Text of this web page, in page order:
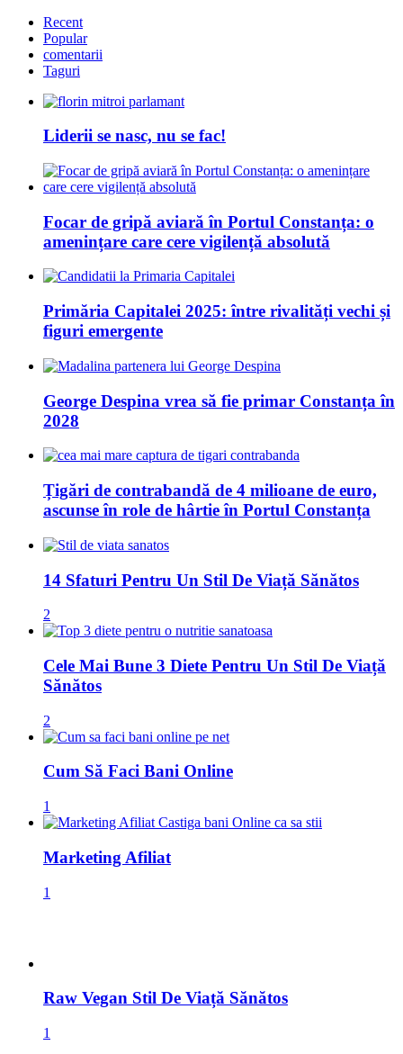
Recent
Popular
comentarii
Taguri
Liderii se nasc, nu se fac!
Focar de gripă aviară în Portul Constanța: o
amenințare care cere vigilență absolută
Primăria Capitalei 2025: între rivalități vechi și
figuri emergente
George Despina vrea să fie primar Constanța în
2028
Țigări de contrabandă de 4 milioane de euro,
ascunse în role de hârtie în Portul Constanța
14 Sfaturi Pentru Un Stil De Viață Sănătos
2
Cele Mai Bune 3 Diete Pentru Un Stil De Viață
Sănătos
2
Cum Să Faci Bani Online
1
Marketing Afiliat
1
Raw Vegan Stil De Viață Sănătos
1